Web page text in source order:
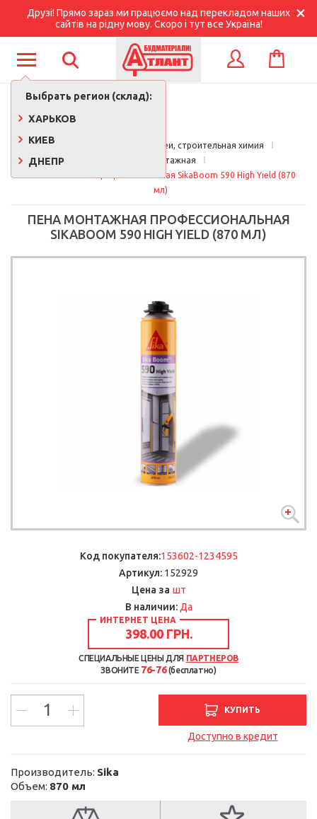
Друзі! Прямо зараз ми працюємо над перекладом наших
сайтів на рідну мову. Скоро і тут все Україна!
Выбрать регион (склад):
ХАРЬКОВ
КИЕВ
ДНЕПР
КОРЗИНА
Главная
Краски, лаки, клеи, строительная химия
Пена монтажная
Пена монтажная профессиональная SikaBoom 590 High Yield (870
мл)
ПЕНА МОНТАЖНАЯ ПРОФЕССИОНАЛЬНАЯ
SIKABOOM 590 HIGH YIELD (870 МЛ)
Код покупателя:153602-1234595
Артикул: 152929
Цена за шт
В наличии: Да
ИНТЕРНЕТ ЦЕНА
398.00 ГРН.
СПЕЦИАЛЬНЫЕ ЦЕНЫ ДЛЯ ПАРТНЕРОВ
ЗВОНИТЕ 76-76(бесплатно)
КУПИТЬ
Доступно в кредит
Производитель: Sika
Объем: 870 мл